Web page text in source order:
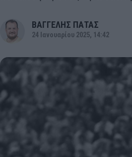
ΒΑΓΓΕΛΗΣ ΠΑΤΑΣ
24 Ιανουαρίου 2025, 14:42